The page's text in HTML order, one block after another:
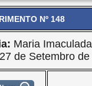
Nº 148
Maria
27 de Setembro de